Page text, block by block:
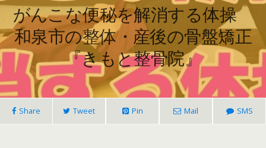
がんこな便秘を解消する体操
和泉市の整体・産後の骨盤矯正
『きもと整骨院』
Share Tweet Pin Mail SMS